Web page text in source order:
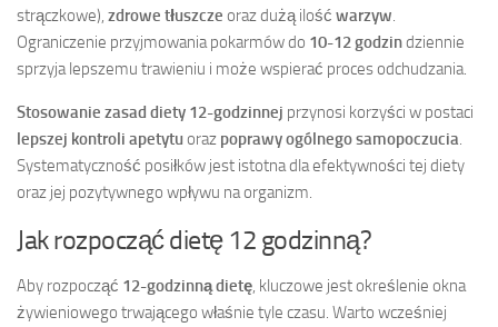
strączkowe), zdrowe tłuszcze oraz dużą ilość warzyw.
Ograniczenie przyjmowania pokarmów do 10-12 godzindziennie
sprzyja lepszemu trawieniu i może wspierać proces odchudzania.
Stosowanie zasad diety 12-godzinnej przynosi korzyści w postaci
lepszej kontroli apetytuoraz poprawy ogólnego samopoczucia.
Systematyczność posiłków jest istotna dla efektywności tej diety
oraz jej pozytywnego wpływu na organizm.
Jak rozpocząć dietę 12 godzinną?
Aby rozpocząć 12-godzinną dietę, kluczowe jest określenie okna
żywieniowego trwającego właśnie tyle czasu. Warto wcześniej